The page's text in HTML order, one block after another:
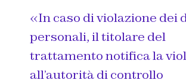
«In caso di violazione dei
personali, il titolare del
trattamento notifica la
all’autorità di controllo